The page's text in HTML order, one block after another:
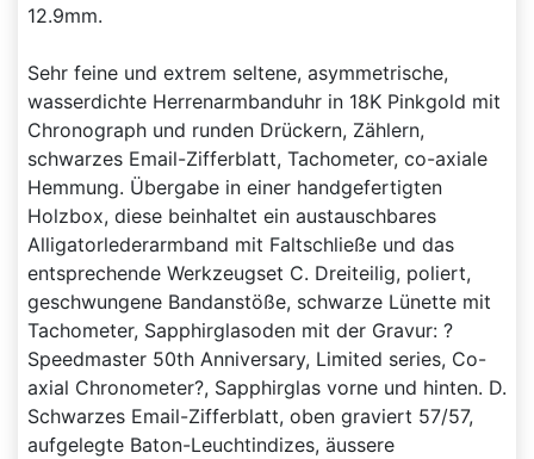
12.9mm.
Sehr feine und extrem seltene, asymmetrische,
wasserdichte Herrenarmbanduhr in 18K Pinkgold mit
Chronograph und runden Drückern, Zählern,
schwarzes Email-Zifferblatt, Tachometer, co-axiale
Hemmung. Übergabe in einer handgefertigten
Holzbox, diese beinhaltet ein austauschbares
Alligatorlederarmband mit Faltschließe und das
entsprechende Werkzeugset C. Dreiteilig, poliert,
geschwungene Bandanstöße, schwarze Lünette mit
Tachometer, Sapphirglasoden mit der Gravur: ?
Speedmaster 50th Anniversary, Limited series, Co-
axial Chronometer?, Sapphirglas vorne und hinten. D.
Schwarzes Email-Zifferblatt, oben graviert 57/57,
aufgelegte Baton-Leuchtindizes, äussere